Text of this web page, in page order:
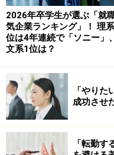
る学生が増えているん
松なるほど、時代は
業研究のための情報収
しょうか。
小 当時に比べると企
情報は得やすくなって
会などの就活イベント
2026年卒学生が選ぶ「就
気企業ランキング」！ 理
位は4年連続で「ソニー」、
文系1位は？
「やり
成功させ
「転勤